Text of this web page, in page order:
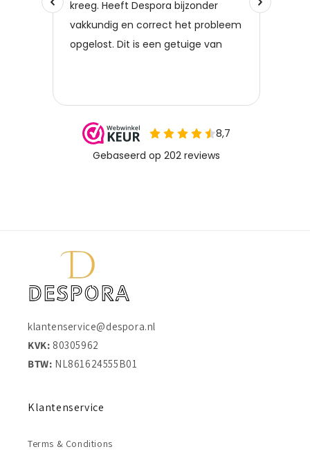
klantenservice@despora.nl
KVK: 80305962
BTW: NL861624555B01
Klantenservice
Terms & Conditions